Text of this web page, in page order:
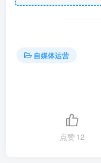
自媒体运营
点赞12